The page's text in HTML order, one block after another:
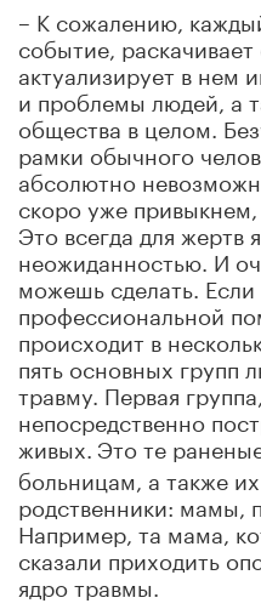
– К сожалению,
событие,
актуализирует в нем
и проблемы людей, а
общества в целом.
рамки обычного
абсолютно
скоро уже привыкнем,
Это всегда для жертв
неожиданностью. И
можешь сделать. Если
профессиональной
происходит в
пять основных групп
травму. Первая
непосредственно
живых. Это те
больницам, а также
родственники: мамы,
Например, та мама,
сказали приходить
ядро травмы.